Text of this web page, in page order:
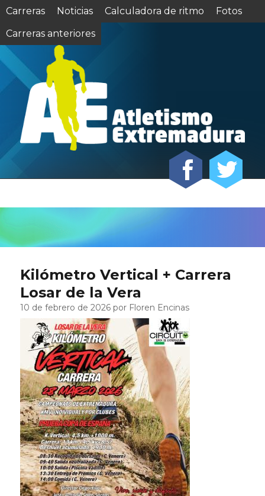
Carreras Noticias Calculadora de ritmo
Fotos
Carreras anteriores
Kilómetro Vertical + Carrera
Losar de la Vera
10 de febrero de 2026 por Floren Encinas